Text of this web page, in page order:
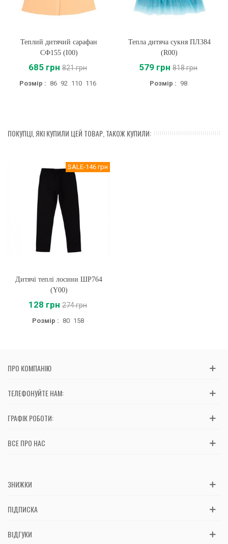
Теплий дитячий сарафан
СФ155 (I00)
685 грн 821 грн
Розмір : 86 92 110 116
Тепла дитяча сукня ПЛ384
(R00)
579 грн 818 грн
Розмір : 98
ПОКУПЦІ, ЯКІ КУПИЛИ ЦЕЙ ТОВАР, ТАКОЖ КУПИЛИ:
SALE-146 грн
Дитячі теплі лосини ШР764
(Y00)
128 грн 274 грн
Розмір : 80 158
ПРО КОМПАНІЮ
ТЕЛЕФОНУЙТЕ НАМ:
ГРАФІК РОБОТИ:
ВСЕ ПРО НАС
ЗНИЖКИ
ПІДПИСКА
ВІДГУКИ